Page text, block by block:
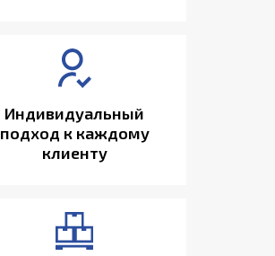
Индивидуальный
подход к каждому
клиенту